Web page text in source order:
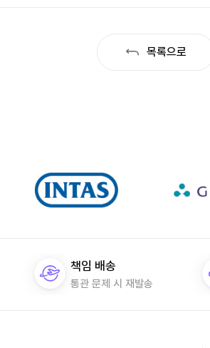
목록으로
책임 배송
통관 문제 시 재발송